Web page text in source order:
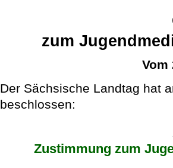
zum
Vom
Der Sächsische Landtag hat
beschlossen:
Zustimmung zum